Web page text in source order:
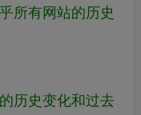
所有网站的历史
历史变化和过去